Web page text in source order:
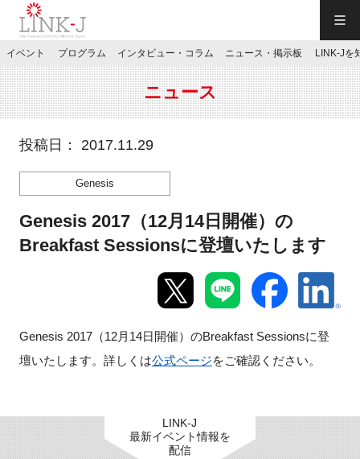
JP／EN
特別会員専用メニュー
施設ご予約
マイページ
イベント プログラム インタビュー・コラム ニュース・掲示板 LINK-Jを
ニュース
投稿日： 2017.11.29
Genesis
Genesis 2017（12月14日開催）の
Breakfast Sessionsに登壇いたします
Genesis 2017（12月14日開催）のBreakfast Sessionsに登
壇いたします。詳しくは公式ページをご確認ください。
LINK-J
最新イベント情報を
配信